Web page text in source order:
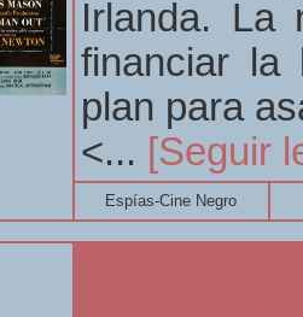
Irlanda. La
financiar la
plan para
<... [Seguir
Espías-Cine Negro